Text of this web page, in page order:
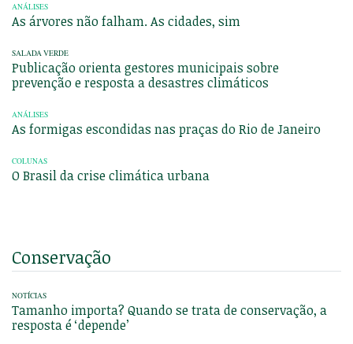
ANÁLISES
As árvores não falham. As cidades, sim
SALADA VERDE
Publicação orienta gestores municipais sobre
prevenção e resposta a desastres climáticos
ANÁLISES
As formigas escondidas nas praças do Rio de Janeiro
COLUNAS
O Brasil da crise climática urbana
Conservação
NOTÍCIAS
Tamanho importa? Quando se trata de conservação, a
resposta é ‘depende’